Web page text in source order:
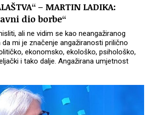
– MARTIN LADIKA:
dio borbe“
ali ne vidim se kao neangažiranog
mi je značenje angažiranosti prilično
ekonomsko, ekološko, psihološko,
i tako dalje. Angažirana umjetnost